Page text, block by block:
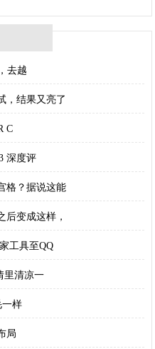
去越
，结果又亮了
C
深度评
格？据说这能
后变成这样，
工具至QQ
里清凉一
一样
局